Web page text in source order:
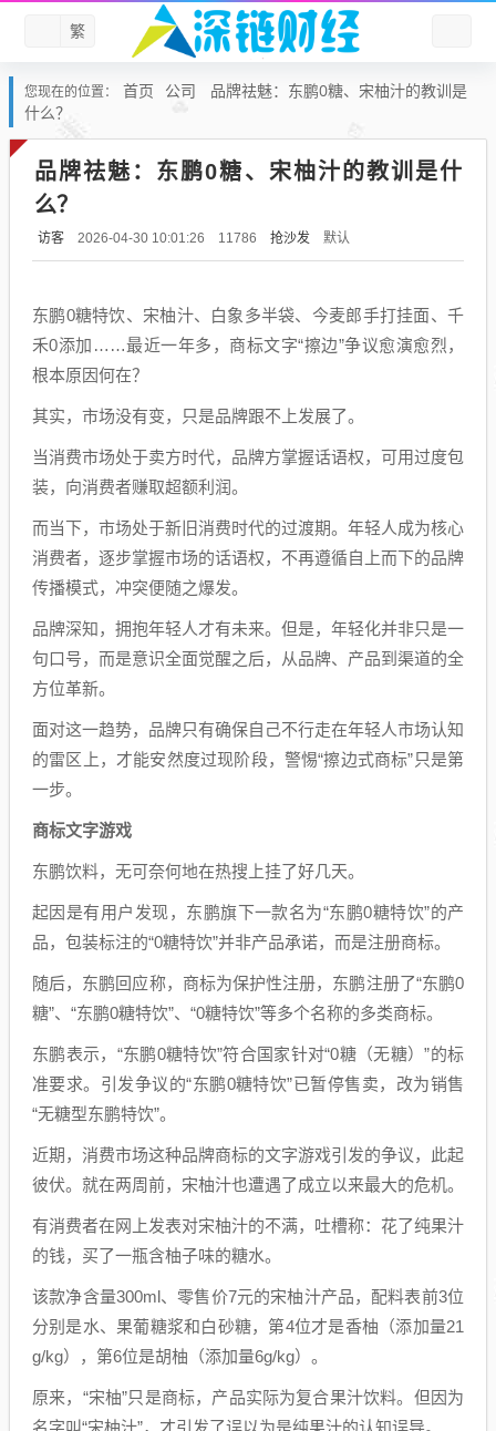
繁
您现在的位置： 首页 公司
品牌祛魅：东鹏0糖、宋柚汁的教训是
什么？
品牌祛魅：东鹏0糖、宋柚汁的教训是什
么？
访客 2026-04-30 10:01:26 11786 抢沙发 默认
东鹏0糖特饮、宋柚汁、白象多半袋、今麦郎手打挂面、千
禾0添加……最近一年多，商标文字“擦边”争议愈演愈烈，
根本原因何在？
其实，市场没有变，只是品牌跟不上发展了。
当消费市场处于卖方时代，品牌方掌握话语权，可用过度包
装，向消费者赚取超额利润。
而当下，市场处于新旧消费时代的过渡期。年轻人成为核心
消费者，逐步掌握市场的话语权，不再遵循自上而下的品牌
传播模式，冲突便随之爆发。
品牌深知，拥抱年轻人才有未来。但是，年轻化并非只是一
句口号，而是意识全面觉醒之后，从品牌、产品到渠道的全
方位革新。
面对这一趋势，品牌只有确保自己不行走在年轻人市场认知
的雷区上，才能安然度过现阶段，警惕“擦边式商标”只是第
一步。
商标文字游戏
东鹏饮料，无可奈何地在热搜上挂了好几天。
起因是有用户发现，东鹏旗下一款名为“东鹏0糖特饮”的产
品，包装标注的“0糖特饮”并非产品承诺，而是注册商标。
随后，东鹏回应称，商标为保护性注册，东鹏注册了“东鹏0
糖”、“东鹏0糖特饮”、“0糖特饮”等多个名称的多类商标。
东鹏表示，“东鹏0糖特饮”符合国家针对“0糖（无糖）”的标
准要求。引发争议的“东鹏0糖特饮”已暂停售卖，改为销售
“无糖型东鹏特饮”。
近期，消费市场这种品牌商标的文字游戏引发的争议，此起
彼伏。就在两周前，宋柚汁也遭遇了成立以来最大的危机。
有消费者在网上发表对宋柚汁的不满，吐槽称：花了纯果汁
的钱，买了一瓶含柚子味的糖水。
该款净含量300ml、零售价7元的宋柚汁产品，配料表前3位
分别是水、果葡糖浆和白砂糖，第4位才是香柚（添加量21
g/kg），第6位是胡柚（添加量6g/kg）。
原来，“宋柚”只是商标，产品实际为复合果汁饮料。但因为
名字叫“宋柚汁”，才引发了误以为是纯果汁的认知误导。